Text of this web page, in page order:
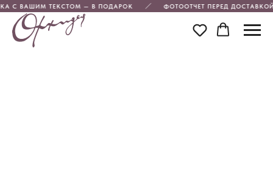
С ВАШИМ ТЕКСТОМ — В ПОДАРОК ФОТООТЧЕТ ПЕРЕД ДОСТАВКОЙ